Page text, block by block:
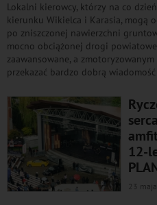
Lokalni kierowcy, którzy na co
kierunku Wikielca i Karasia, mogą
po zniszczonej nawierzchni
mocno obciążonej drogi
zaawansowane, a
przekazać bardzo dobrą
12-
23